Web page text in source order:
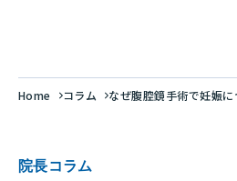
Home コラム なぜ腹腔鏡手術で妊娠
院長コラム